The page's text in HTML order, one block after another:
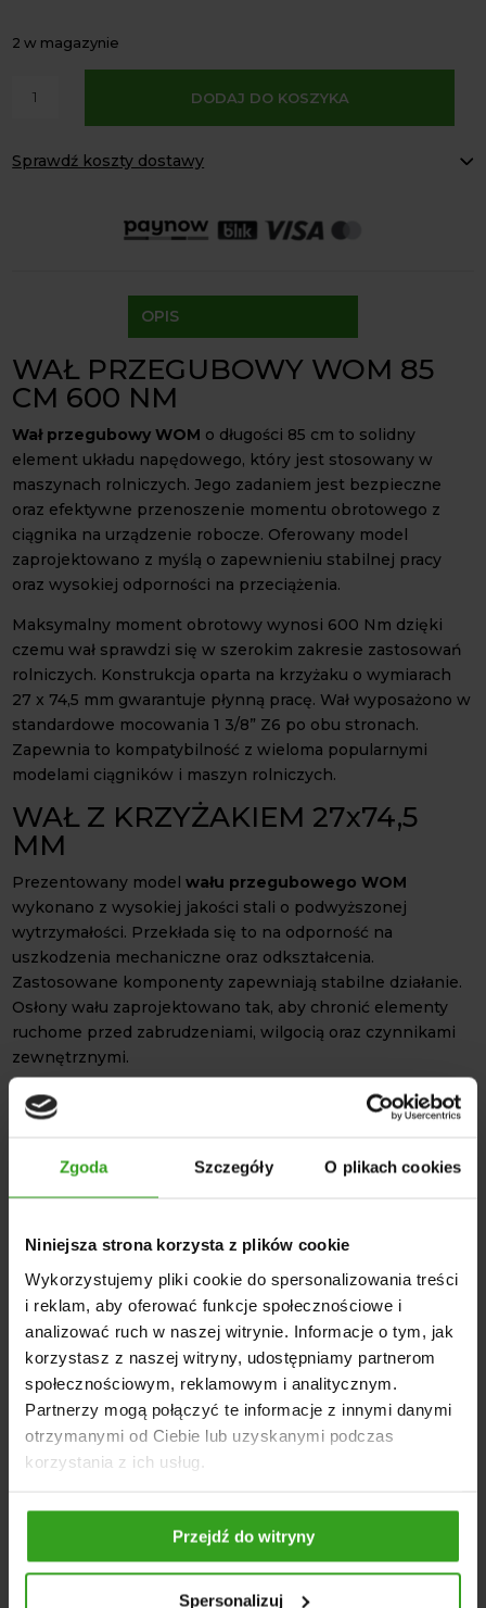
Zgoda Szczegóły O plikach cookies
Niniejsza strona korzysta z plików cookie
Wykorzystujemy pliki cookie do spersonalizowania treści
i reklam, aby oferować funkcje społecznościowe i
analizować ruch w naszej witrynie. Informacje o tym, jak
korzystasz z naszej witryny, udostępniamy partnerom
społecznościowym, reklamowym i analitycznym.
Partnerzy mogą połączyć te informacje z innymi danymi
otrzymanymi od Ciebie lub uzyskanymi podczas
korzystania z ich usług.
Przejdź do witryny
Spersonalizuj
2 w magazynie
WOM
DODAJ DO KOSZYKA
t
e
Sprawdź koszty dostawy
Odbiór osobisty:Oblekoń 156a, 28-133 Pacanów
OPIS
WAŁ PRZEGUBOWY WOM 85
CM 600 NM
Wał przegubowy WOM o długości 85 cm to solidny
element układu napędowego, który jest stosowany w
maszynach rolniczych. Jego zadaniem jest bezpieczne
oraz efektywne przenoszenie momentu obrotowego z
ciągnika na urządzenie robocze. Oferowany model
zaprojektowano z myślą o zapewnieniu stabilnej pracy
oraz wysokiej odporności na przeciążenia.
Maksymalny moment obrotowy wynosi 600 Nm dzięki
czemu wał sprawdzi się w szerokim zakresie zastosowań
rolniczych. Konstrukcja oparta na krzyżaku o wymiarach
27 x 74,5 mm gwarantuje płynną pracę. Wał wyposażono w
standardowe mocowania 1 3/8” Z6 po obu stronach.
Zapewnia to kompatybilność z wieloma popularnymi
modelami ciągników i maszyn rolniczych.
WAŁ Z KRZYŻAKIEM 27x74,5
MM
Prezentowany modelwału przegubowego WOM
wykonano z wysokiej jakości stali o podwyższonej
wytrzymałości. Przekłada się to na odporność na
uszkodzenia mechaniczne oraz odkształcenia.
Zastosowane komponenty zapewniają stabilne działanie.
Osłony wału zaprojektowano tak, aby chronić elementy
ruchome przed zabrudzeniami, wilgocią oraz czynnikami
zewnętrznymi.
Wał przegubu WOM
85 cm posiada profil frezowany 6/6
zapewnia odpowiednie dopasowanie oraz stabilne
mm odpowiada za płynne przenoszenie momentu
obrotowego. Precyzyjne spasowanie elementów
eksploatacji.
DANE TECHNICZNE
Długość całkowita: 85 cm
Typ profilu: frezowany 6/6 (40A)
Krzyżak: 27 x 74,5 mm
Maksymalny moment obrotowy: 600 Nm
Mocowanie do ciągnika: 1 3/8” Z6
Mocowanie do maszyny: 1 3/8” Z6